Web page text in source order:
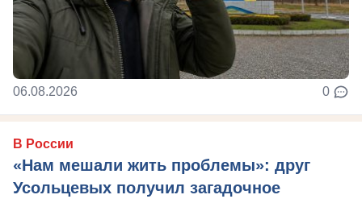
06.08.2026 0
В России
«Нам мешали жить проблемы»: друг
Усольцевых получил загадочное